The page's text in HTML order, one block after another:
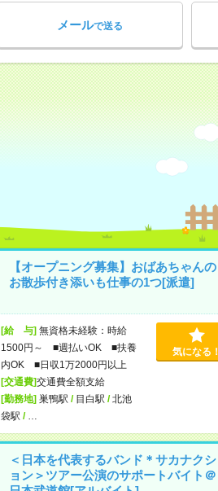
メールで送る
【オープニング募集】おばあちゃんの
お散歩付き添いも仕事の1つ[派遣]
[給 与]無資格未経験：時給
1500円～ ■週払いOK ■扶養
内OK ■日収1万2000円以上
[交通費]交通費全額支給
[勤務地]巣鴨駅 / 目白駅 /北池
袋駅 /
気になる！
＜日本を代表するバンド＊サカナクシ
ョン＞ツアー公演のサポートバイト＠